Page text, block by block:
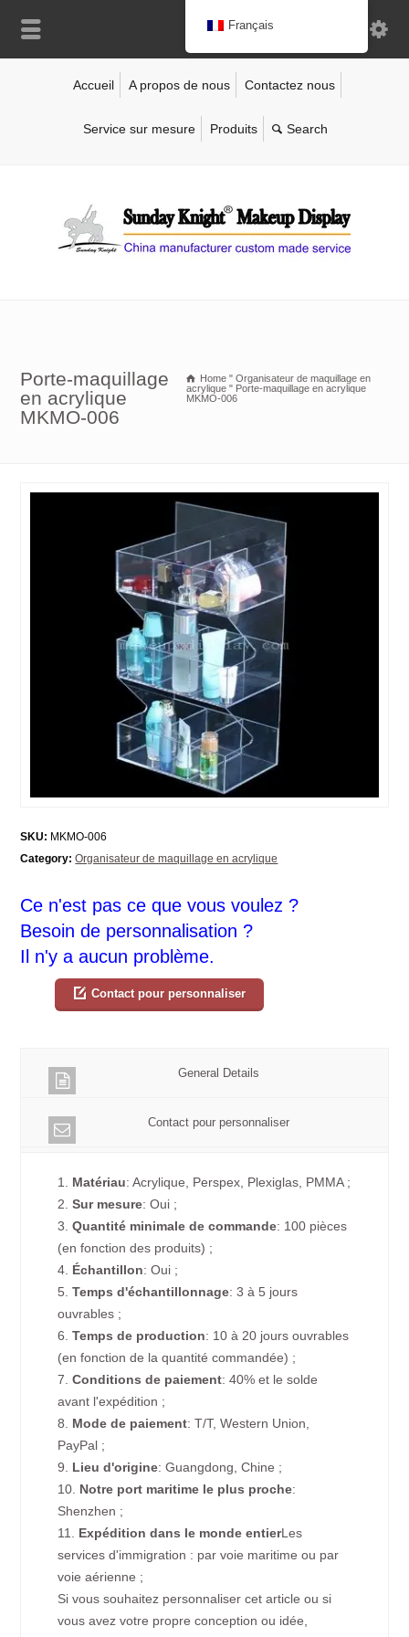
Accueil A propos de nous Contactez nous
Service sur mesure Produits
Porte-maquillage
en acrylique
MKMO-006
Home " Organisateur de maquillage en
acrylique " Porte-maquillage en acrylique
MKMO-006
SKU: MKMO-006
Category: Organisateur de maquillage en acrylique
Ce n'est pas ce que vous voulez ?
Besoin de personnalisation ?
Il n'y a aucun problème.
Contact pour personnaliser
General Details
Contact pour personnaliser
1. Matériau: Acrylique, Perspex, Plexiglas, PMMA ;
2.Sur mesure: Oui ;
3.Quantité minimale de commande: 100 pièces
(en fonction des produits) ;
4. Échantillon: Oui ;
5. Temps d'échantillonnage: 3 à 5 jours
ouvrables ;
6.Temps de production: 10 à 20 jours ouvrables
(en fonction de la quantité commandée) ;
7.Conditions de paiement: 40% et le solde
avant l'expédition ;
8. Mode de paiement: T/T, Western Union,
PayPal ;
9. Lieu d'origine: Guangdong, Chine ;
10. Notre port maritime le plus proche:
Shenzhen ;
11. Expédition dans le monde entierLes
services d'immigration : par voie maritime ou par
voie aérienne ;
Si vous souhaitez personnaliser cet article ou si
vous avez votre propre conception ou idée,
Français